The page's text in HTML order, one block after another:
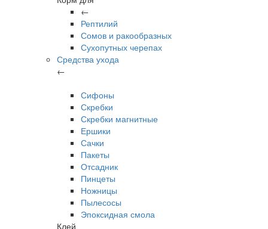
←
Рептилий
Сомов и ракообразных
Сухопутных черепах
Средства ухода
←
Сифоны
Скребки
Скребки магнитные
Ершики
Сачки
Пакеты
Отсадник
Пинцеты
Ножницы
Пылесосы
Эпоксидная смола
Клей